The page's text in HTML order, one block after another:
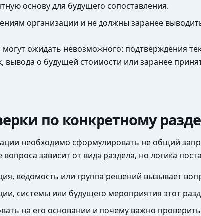
основу для будущего сопоставления.
организации и не должны заранее
ожидать невозможного: подтверждения
вывода о будущей стоимости или заранее
по конкретному
необходимо сформулировать не общий
зависит от вида раздела, но логика
ведомость или группа решений вызывает
системы или будущего мероприятия этот
на его основании и почему важно